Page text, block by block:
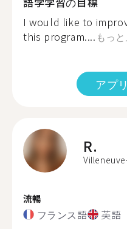
I would like to
this program.... もっ
アプ
R.
流暢
フランス語 英語